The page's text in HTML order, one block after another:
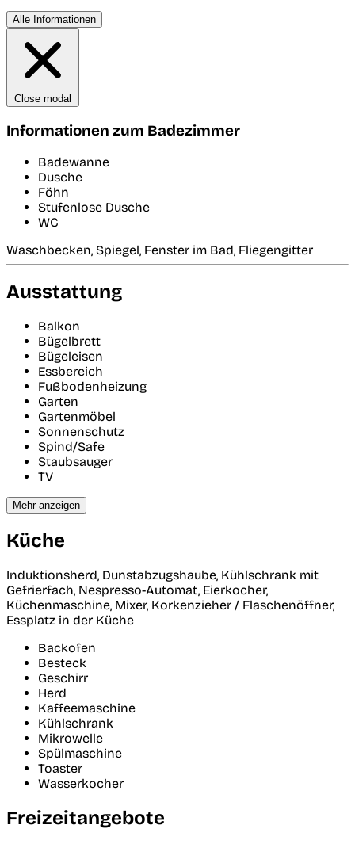
Alle Informationen
Close modal
Informationen zum Badezimmer
Badewanne
Dusche
Föhn
Stufenlose Dusche
WC
Waschbecken, Spiegel, Fenster im Bad, Fliegengitter
Ausstattung
Balkon
Bügelbrett
Bügeleisen
Essbereich
Fußbodenheizung
Garten
Gartenmöbel
Sonnenschutz
Spind/Safe
Staubsauger
TV
Mehr anzeigen
Küche
Induktionsherd, Dunstabzugshaube, Kühlschrank mit
Gefrierfach, Nespresso-Automat, Eierkocher,
Küchenmaschine, Mixer, Korkenzieher / Flaschenöffner,
Essplatz in der Küche
Backofen
Besteck
Geschirr
Herd
Kaffeemaschine
Kühlschrank
Mikrowelle
Spülmaschine
Toaster
Wasserkocher
Freizeitangebote